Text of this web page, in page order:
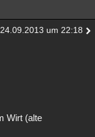
24.09.2013 um 22:18
Wirt (alte